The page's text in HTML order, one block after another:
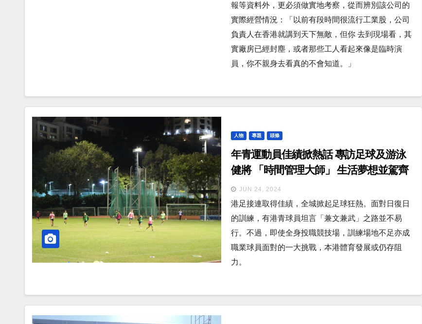
報等資料外，更必須做實地考察，從而辨別該公司的
實際經營情況：「以前有段時間很流行工業股，公司
負責人在香港就講到天下無敵，但你 去到現場看，其
實廠房已經封塵，或者那些工人看起來像是臨時演
員，你不親身去看真的不會知道。」
人物 專題 頭條
年青運動員佳績掀熱話 專訪足球及游泳
健將 「時間管理大師」 生活夢想並駕齊
驅.JUN 24, 2024
港足接連取得佳績，全城掀起足球狂熱。面對日復日
的訓練，有港青球員坦言「兼文兼武」之路並不易
行。不過，即使全身投職競技場，訓練場地不足亦成
職業球員面對的一大挑戰，本港體育發展或仍存阻
力。